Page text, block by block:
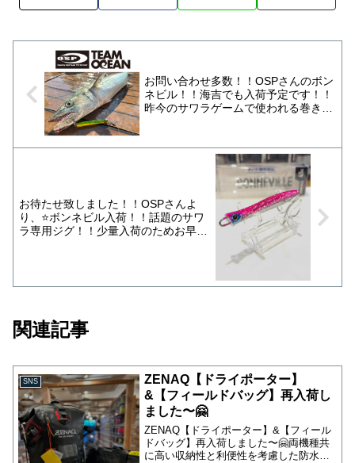
お問い合わせ多数！！OSPさんのボン
ネビル！！海吉でも入荷予定です！！
昨今のサワラゲームで使われる巻きジ
いです。近日入荷予定となっておりま
すので宜しくお願い致します！
お待たせ致しました！！OSPさんよ
り、⭐️ボンネビル入荷！！話題のサワ
ラ専用ジグ！！少量入荷のためお早め
関連記事
SNS
ZENAQ【ドライポーター】
&【フィールドバッグ】再入荷し
ました〜🤗
ZENAQ【ドライポーター】&【フィール
ドバッグ】再入荷しました〜🤗両機種共
に高い収納性と利便性を考慮した防水バ